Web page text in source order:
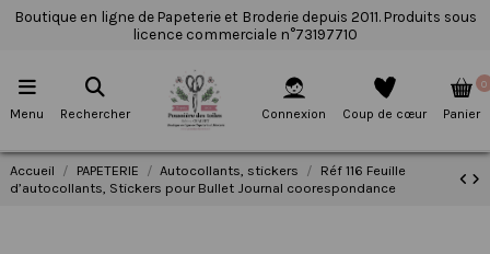
Boutique en ligne de Papeterie et Broderie depuis 2011. Produits sous
licence commerciale n°73197710
Menu Rechercher Connexion Coup de cœur
0
Panier
Accueil PAPETERIE Autocollants, stickers
Réf 116 Feuille
d’autocollants, Stickers pour Bullet Journal coorespondance